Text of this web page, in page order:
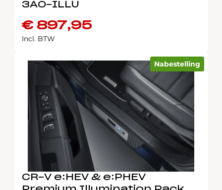
3A0-ILLU
€897,95
Incl. BTW
Nabestelling
CR-V e:HEV & e:PHEV